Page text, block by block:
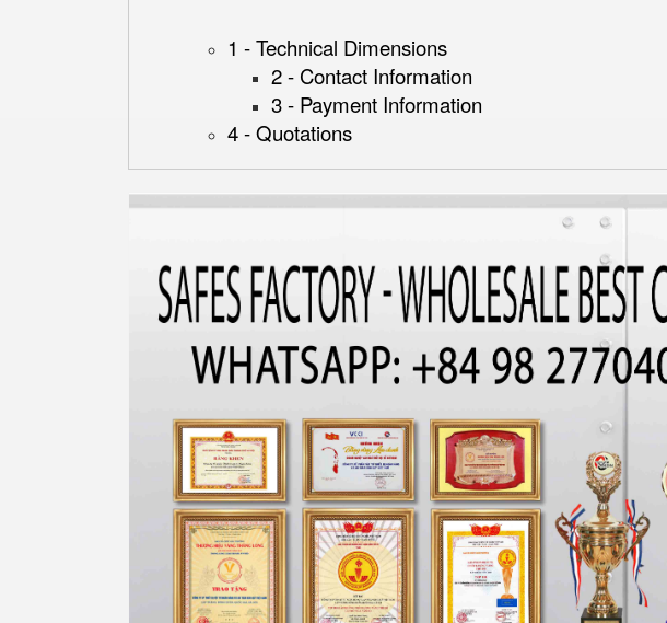
1 - Technical Dimensions
2 - Contact Information
3 - Payment Information
4 - Quotations